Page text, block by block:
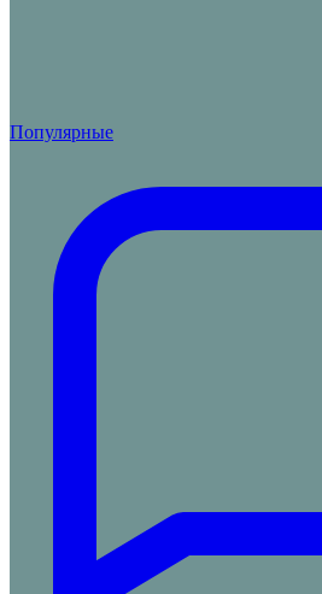
Популярные